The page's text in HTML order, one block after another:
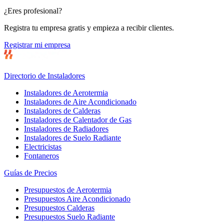
¿Eres profesional?
Registra tu empresa gratis y empieza a recibir clientes.
Registrar mi empresa
Directorio de Instaladores
Instaladores de Aerotermia
Instaladores de Aire Acondicionado
Instaladores de Calderas
Instaladores de Calentador de Gas
Instaladores de Radiadores
Instaladores de Suelo Radiante
Electricistas
Fontaneros
Guías de Precios
Presupuestos de Aerotermia
Presupuestos Aire Acondicionado
Presupuestos Calderas
Presupuestos Suelo Radiante